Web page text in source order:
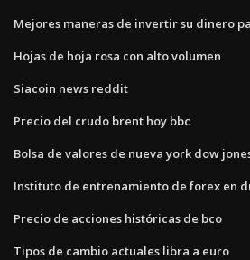
Mejores maneras de invertir su dinero
Hojas de hoja rosa con alto volumen
Siacoin news reddit
Precio del crudo brent hoy bbc
Bolsa de valores de nueva york dow
Instituto de entrenamiento de forex en
Precio de acciones históricas de bco
Tipos de cambio actuales libra a euro